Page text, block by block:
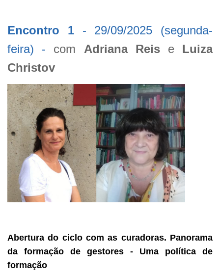
Encontro 1 - 29/09/2025 (segunda-
feira) - com Adriana Reis e Luiza
Christov
Abertura do ciclo com as curadoras. Panorama
da formação de gestores - Uma política de
formação